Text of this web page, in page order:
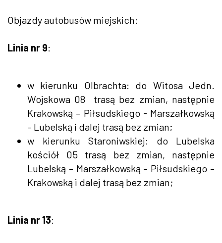
Objazdy autobusów miejskich:
Linia nr 9:
w kierunku Olbrachta: do Witosa Jedn.
Wojskowa 08 trasą bez zmian, następnie
Krakowską – Piłsudskiego - Marszałkowską
– Lubelską i dalej trasą bez zmian;
w kierunku Staroniwskiej: do Lubelska
kościół 05 trasą bez zmian, następnie
Lubelską – Marszałkowską – Piłsudskiego –
Krakowską i dalej trasą bez zmian;
Linia nr 13: